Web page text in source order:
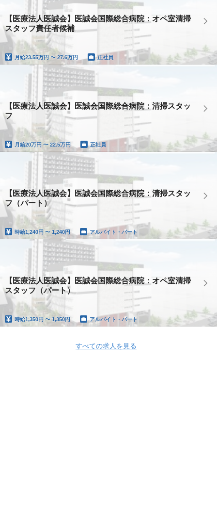
【医療法人医誠会】医誠会国際総合病院：オペ室清掃
スタッフ責任者候補
月給23.55万円 〜 27.6万円 正社員
【医療法人医誠会】医誠会国際総合病院：清掃スタッ
フ
月給20万円 〜 22.5万円 正社員
【医療法人医誠会】医誠会国際総合病院：清掃スタッ
フ（パート）
時給1,240円 〜 1,240円 アルバイト・パート
【医療法人医誠会】医誠会国際総合病院：オペ室清掃
スタッフ（パート）
時給1,350円 〜 1,350円 アルバイト・パート
すべての求人を見る